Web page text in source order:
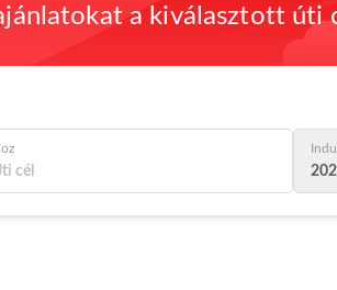
a kiválasztott úti